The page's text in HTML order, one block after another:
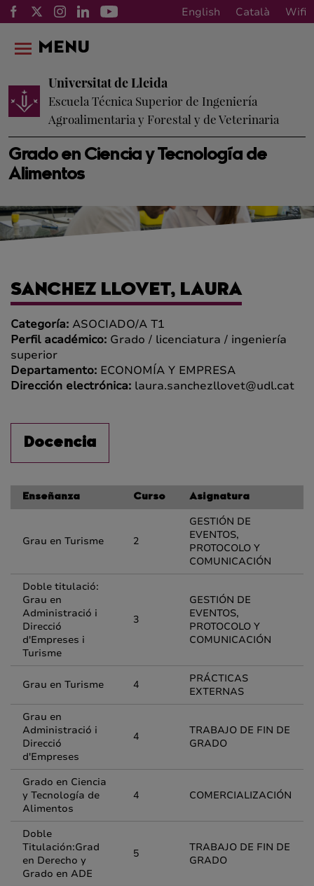
English Català Wifi
Grado en Ciencia y Tecnología de
Alimentos
Universitat de Lleida
Escuela Técnica Superior de Ingeniería
Agroalimentaria y Forestal y de Veterinaria
MENU
SANCHEZ LLOVET, LAURA
Categoría: ASOCIADO/A T1
Perfil académico: Grado / licenciatura / ingeniería
superior
Departamento: ECONOMÍA Y EMPRESA
Dirección electrónica: laura.sanchezllovet@udl.cat
Docencia
Enseñanza Curso Asignatura
Grau en Turisme 2
GESTIÓN DE
EVENTOS,
PROTOCOLO Y
COMUNICACIÓN
Doble titulació:
Grau en
Administració i
Direcció
d'Empreses i
Turisme
3
GESTIÓN DE
EVENTOS,
PROTOCOLO Y
COMUNICACIÓN
Grau en Turisme 4
PRÁCTICAS
EXTERNAS
Grau en
Administració i
Direcció
d'Empreses
4
TRABAJO DE FIN DE
GRADO
Grado en Ciencia
y Tecnología de
Alimentos
4 COMERCIALIZACIÓN
Doble
Titulación:Grad
en Derecho y
Grado en ADE
5
TRABAJO DE FIN DE
GRADO